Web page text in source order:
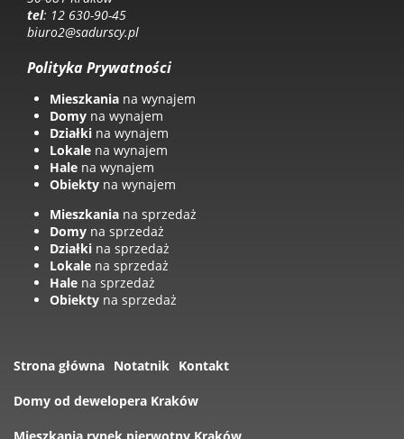
tel: 12 630-90-45
biuro2@sadurscy.pl
Polityka Prywatności
Mieszkania na wynajem
Domy na wynajem
Działki na wynajem
Lokale na wynajem
Hale na wynajem
Obiekty na wynajem
Mieszkania na sprzedaż
Domy na sprzedaż
Działki na sprzedaż
Lokale na sprzedaż
Hale na sprzedaż
Obiekty na sprzedaż
Strona główna Notatnik Kontakt
Domy od dewelopera Kraków